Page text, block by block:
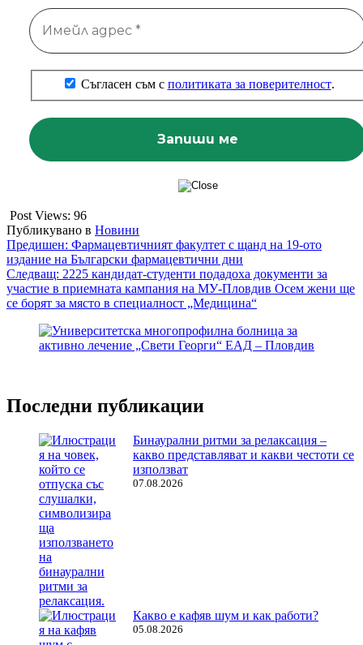
Съгласен съм с политиката за поверителност.
Post Views: 96
Публикувано в Новини
Навигация
Предишен: Фармацевтичният факултет с щанд на 19-ото
издание на Български фармацевтични дни
Следващ: 2225 кандидат-студенти подадоха документи за
участие в приемната кампания на МУ-Пловдив Осем жени ще
се борят за място в специалност „Медицина“
Последни публикации
Бинаурални ритми за релаксация –
какво представляват и какви честоти се
използват
07.08.2026
Какво е кафяв шум и как работи?
05.08.2026